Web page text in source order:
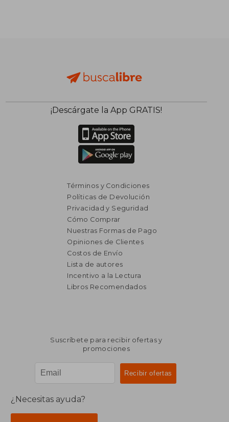
¡Descárgate la App GRATIS!
Términos y Condiciones
Políticas de Devolución
Privacidad y Seguridad
Cómo Comprar
Nuestras Formas de Pago
Opiniones de Clientes
Costos de Envío
Lista de autores
Incentivo a la Lectura
Libros Recomendados
Suscríbete para recibir ofertas y
promociones
¿Necesitas ayuda?